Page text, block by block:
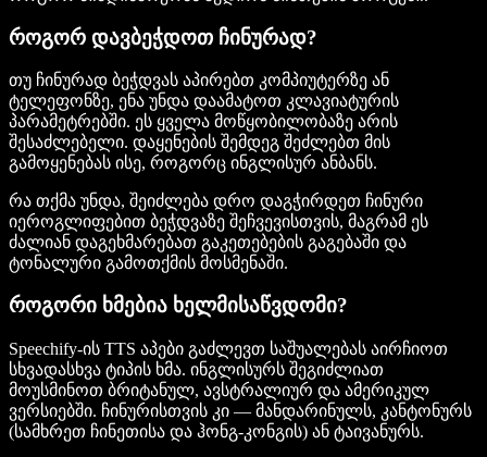
როგორ დავბეჭდოთ ჩინურად?
თუ ჩინურად ბეჭდვას აპირებთ კომპიუტერზე ან
ტელეფონზე, ენა უნდა დაამატოთ კლავიატურის
პარამეტრებში. ეს ყველა მოწყობილობაზე არის
შესაძლებელი. დაყენების შემდეგ შეძლებთ მის
გამოყენებას ისე, როგორც ინგლისურ ანბანს.
რა თქმა უნდა, შეიძლება დრო დაგჭირდეთ ჩინური
იეროგლიფებით ბეჭდვაზე შეჩვევისთვის, მაგრამ ეს
ძალიან დაგეხმარებათ გაკეთებების გაგებაში და
ტონალური გამოთქმის მოსმენაში.
როგორი ხმებია ხელმისაწვდომი?
Speechify-ის TTS აპები გაძლევთ საშუალებას აირჩიოთ
სხვადასხვა ტიპის ხმა. ინგლისურს შეგიძლიათ
მოუსმინოთ ბრიტანულ, ავსტრალიურ და ამერიკულ
ვერსიებში. ჩინურისთვის კი — მანდარინულს, კანტონურს
(სამხრეთ ჩინეთისა და ჰონგ-კონგის) ან ტაივანურს.